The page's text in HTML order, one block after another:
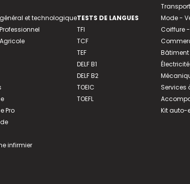
et technologique
Pro
infirmier
TESTS DE LANGUES
TFI
TCF
TEF
DELF B1
DELF B2
TOEIC
TOEFL
Mode -
Coiffure
Électricité
Services
Kit auto-